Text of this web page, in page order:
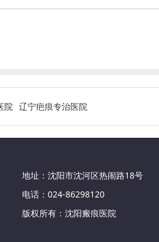
院 辽宁疤痕专治医院
地址：沈阳市沈河区热闹路18号
电话：024-86298120
版权所有：沈阳瘢痕医院